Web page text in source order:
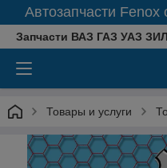
Автозапчасти
Запчасти ВАЗ ГАЗ УАЗ ЗИЛ
Товары и услуги